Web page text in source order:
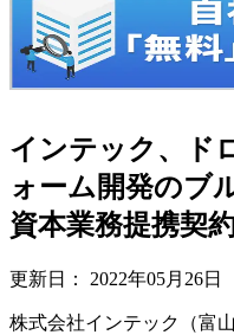
インテック、ド
ォーム開発のブ
資本業務提携契
更新日： 2022年05月26日
株式会社インテック（富